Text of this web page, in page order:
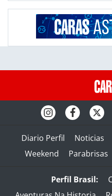
Diario Perfil Noticias
Weekend
Parabrisas
Perfil Brasil: